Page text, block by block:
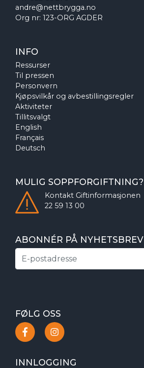
andre@nettbrygga.no
Org nr: 123-ORG AGDER
INFO
Ressurser
Til pressen
Personvern
Kjøpsvilkår og avbestillingsregler
Aktiviteter
Tillitsvalgt
English
Français
Deutsch
MULIG SOPPFORGIFTNING?
Kontakt Giftinformasjonen
22 59 13 00
ABONNÉR PÅ NYHETSBREV
FØLG OSS
INNLOGGING